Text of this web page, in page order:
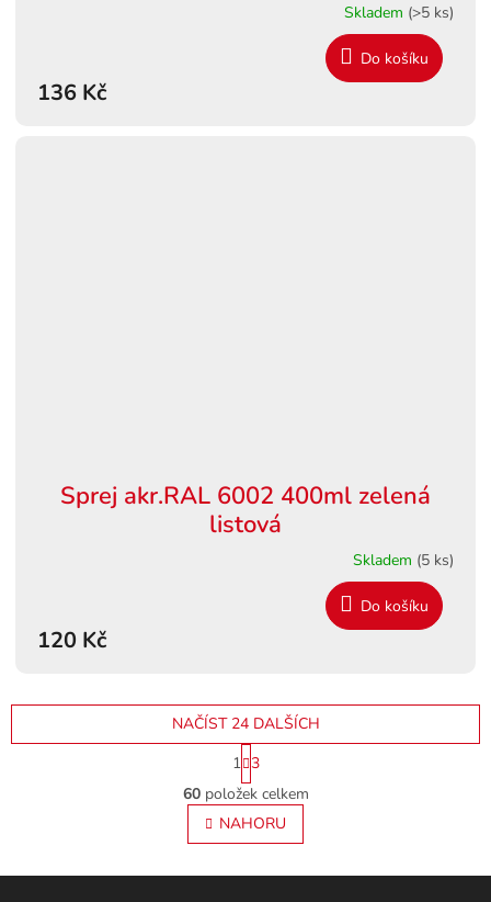
Skladem (>5 ks)
136 Kč
Do košíku
Sprej akr.RAL 6002 400ml zelená
listová
Skladem (5 ks)
120 Kč
Do košíku
O
v
l
á
NAČÍST 24 DALŠÍCH
S
t
r
á
n
k
v
1 3
60položek celkem
NAHORU
Z